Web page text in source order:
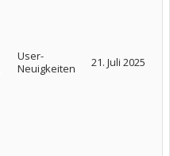
User-
Neuigkeiten
21. Juli 2025